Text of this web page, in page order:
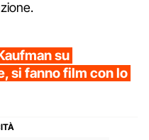
su
si fanno film con lo